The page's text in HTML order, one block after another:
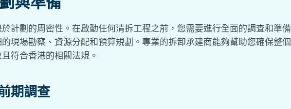
計劃的周密性。在啟動任何清拆工程之前，您需要進行全面的調查和準備
現場勘察、資源分配和預算規劃。專業的拆卸承建商能夠幫助您確保整個
符合香港的相關法規。
期調查